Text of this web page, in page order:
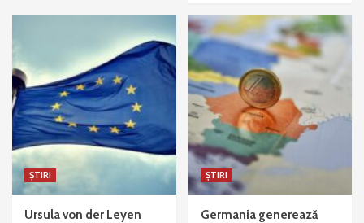
ȘTIRI
Ursula von der Leyen
ȘTIRI
Germania generează